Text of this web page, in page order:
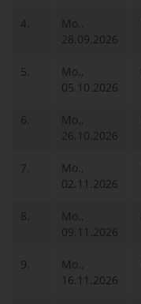
4.
Mo.,
28.09.2026
5.
Mo.,
05.10.2026
6.
Mo.,
26.10.2026
7.
Mo.,
02.11.2026
8.
Mo.,
09.11.2026
9.
Mo.,
16.11.2026